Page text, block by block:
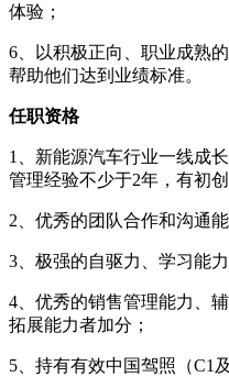
体验；
6、以积极正向、职业成熟
帮助他们达到业绩标准。
任职资格
1、新能源汽车行业一线成
管理经验不少于2年，有初
2、优秀的团队合作和沟通能
3、极强的自驱力、学习能力
4、优秀的销售管理能力、
拓展能力者加分；
5、持有有效中国驾照（C1